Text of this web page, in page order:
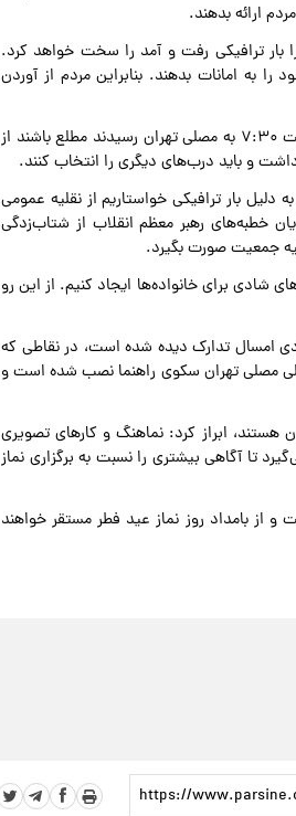
ارائه بدهند.
۷ وارد مصلی تهران شوند زیرا بار ترافیکی رفت و آمد را سخت خواهد کرد.
امانات بدهند. بنابراین مردم از آوردن
رییس ستاد برگزاری نماز عید سعید فطر تهران بیان کرد: کسانی که بعد از ساعت ۷:۳۰ به مصلی تهران رسیدند مطلع باشند از
و باید درب‌های دیگری را انتخاب کنند.
دلیل بار ترافیکی خواستاریم از نقلیه عمومی
خطبه‌های رهبر معظم انقلاب از شتاب‌زدگی
جمعیت صورت بگیرد.
شادی برای خانواده‌ها ایجاد کنیم. از این رو
امسال تدارک دیده شده است، در نقاطی که
مصلی تهران سکوی راهنما نصب شده است و
هستند، ابراز کرد: نماهنگ و کارهای تصویری
تا آگاهی بیشتری را نسبت به برگزاری نماز
از بامداد روز نماز عید فطر مستقر خواهند